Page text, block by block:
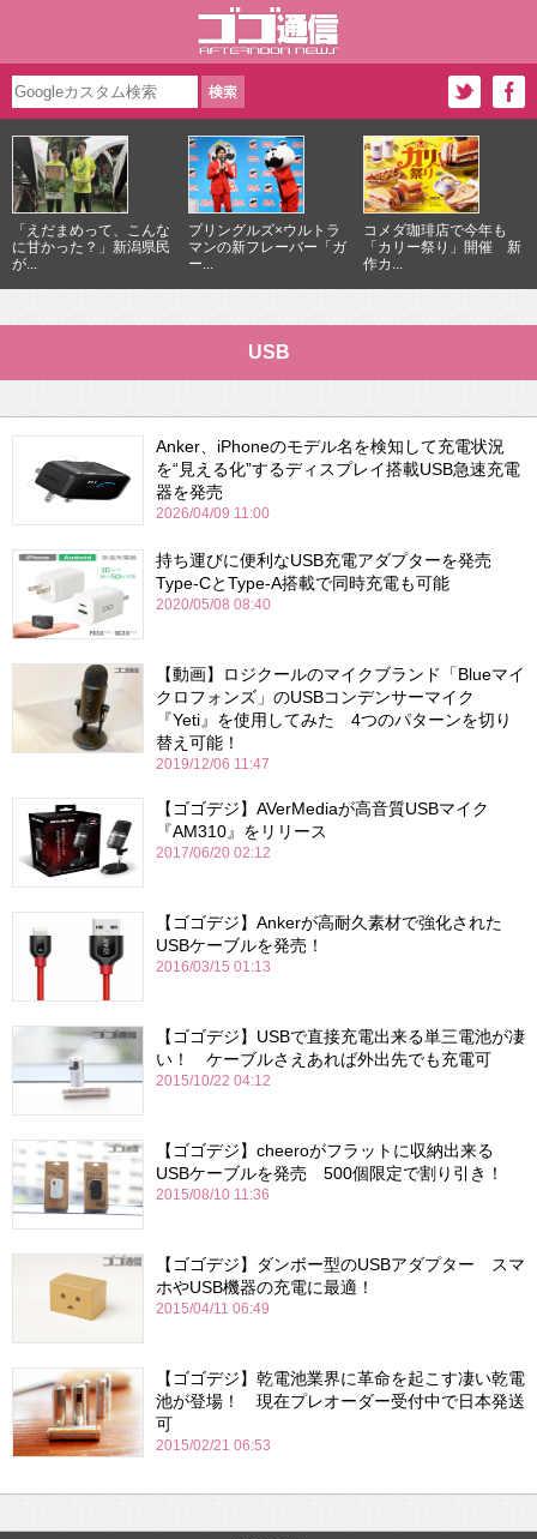
「えだまめって、こんな
に甘かった？」新潟県民
が...
プリングルズ×ウルトラ
マンの新フレーバー「ガ
ー...
コメダ珈琲店で今年も
「カリー祭り」開催 新
作カ...
USB
Anker、iPhoneのモデル名を検知して充電状況
を“見える化”するディスプレイ搭載USB急速充電
器を発売
2026/04/09 11:00
持ち運びに便利なUSB充電アダプターを発売
Type-CとType-A搭載で同時充電も可能
2020/05/08 08:40
【動画】ロジクールのマイクブランド「Blueマイ
クロフォンズ」のUSBコンデンサーマイク
『Yeti』を使用してみた 4つのパターンを切り
替え可能！
2019/12/06 11:47
【ゴゴデジ】AVerMediaが高音質USBマイク
『AM310』をリリース
2017/06/20 02:12
【ゴゴデジ】Ankerが高耐久素材で強化された
USBケーブルを発売！
2016/03/15 01:13
【ゴゴデジ】USBで直接充電出来る単三電池が凄
い！ ケーブルさえあれば外出先でも充電可
2015/10/22 04:12
【ゴゴデジ】cheeroがフラットに収納出来る
USBケーブルを発売 500個限定で割り引き！
2015/08/10 11:36
【ゴゴデジ】ダンボー型のUSBアダプター スマ
ホやUSB機器の充電に最適！
2015/04/11 06:49
【ゴゴデジ】乾電池業界に革命を起こす凄い乾電
池が登場！ 現在プレオーダー受付中で日本発送
可
2015/02/21 06:53